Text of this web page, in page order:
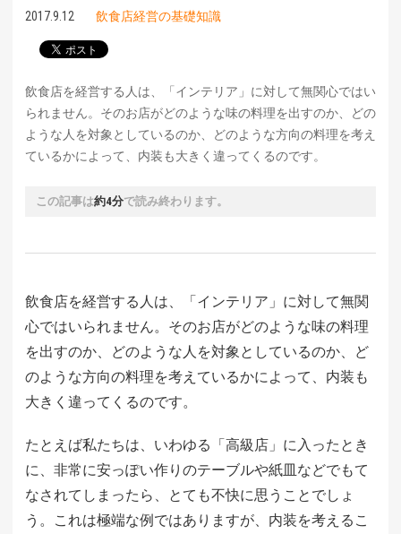
2017.9.12 飲食店経営の基礎知識
飲食店を経営する人は、「インテリア」に対して無関心ではい
られません。そのお店がどのような味の料理を出すのか、どの
ような人を対象としているのか、どのような方向の料理を考え
ているかによって、内装も大きく違ってくるのです。
この記事は約4分で読み終わります。
飲食店を経営する人は、「インテリア」に対して無関
心ではいられません。そのお店がどのような味の料理
を出すのか、どのような人を対象としているのか、ど
のような方向の料理を考えているかによって、内装も
大きく違ってくるのです。
たとえば私たちは、いわゆる「高級店」に入ったとき
に、非常に安っぽい作りのテーブルや紙皿などでもて
なされてしまったら、とても不快に思うことでしょ
う。これは極端な例ではありますが、内装を考えるこ